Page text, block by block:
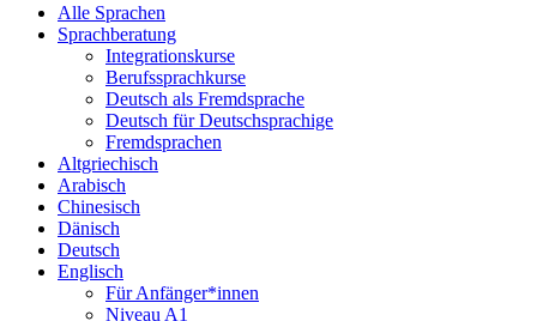
Alle Sprachen
Sprachberatung
Integrationskurse
Berufssprachkurse
Deutsch als Fremdsprache
Deutsch für Deutschsprachige
Fremdsprachen
Altgriechisch
Arabisch
Chinesisch
Dänisch
Deutsch
Englisch
Für Anfänger*innen
Niveau A1